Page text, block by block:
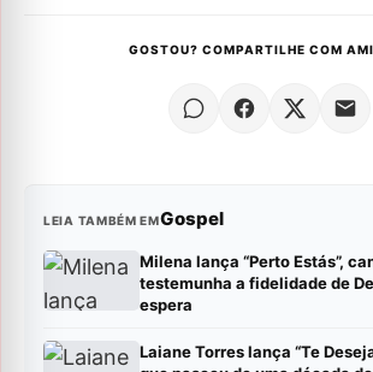
GOSTOU? COMPARTILHE COM
LEIA TAMBÉM EMGospel
Milena lança “Perto Estás”,
testemunha a fidelidade de
espera
Laiane Torres lança “Te